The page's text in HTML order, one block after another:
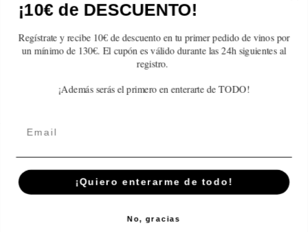
Información
© 2026,En Copa de Balón Powered by Shopify
Disfruta con responsabilidad · No se vende alcohol a menores de 18 años ·
¡10€ de DESCUENTO!
Regístrate y recibe 10€ de descuento en tu primer pedido de vinos por
un mínimo de 130€. El cupón es válido durante las 24h siguientes al
registro.
¡Además serás el primero en enterarte de TODO!
¡Quiero enterarme de todo!
No, gracias